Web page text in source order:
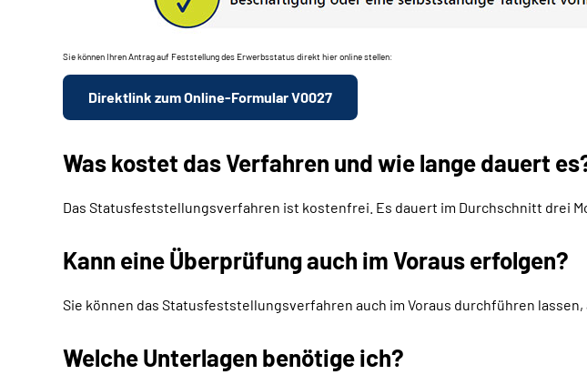
Sie können Ihren Antrag auf Feststellung des Erwerbsstatus direkt hier online stellen:
Direktlink zum Online-Formular V0027
Was kostet das Verfahren und wie lange dauert
Das Statusfeststellungsverfahren ist kostenfrei. Es dauert im Durchschnitt drei
Kann eine Überprüfung auch im Voraus erfolgen?
Sie können das Statusfeststellungsverfahren auch im Voraus durchführen
Welche Unterlagen benötige ich?